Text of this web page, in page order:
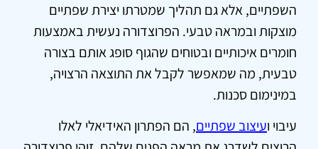
השפתיים, אלא גם תהליך שמטרתו יצירת שפתיים
מוצקות ובמראה טבעי. הפרוצדורה נעשית באמצעות
חומרים איכותיים ובטוחים שהגוף סופג אותם בצורה
טבעית, מה שמאפשר לקבל את התוצאה הרצויה,
במינימום סכנות.
עיבוי ועיצוב שפתיים, הם הפתרון האידיאלי לאלו